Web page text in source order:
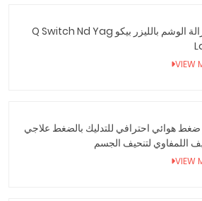
آلة إزالة الوشم بالليزر بيكو Q Switch Nd Yag
VIEW
ضغط هوائي احترافي للتدليك بالضغط علاجي
اللمفاوي لتنحيف الجسم
VIEW